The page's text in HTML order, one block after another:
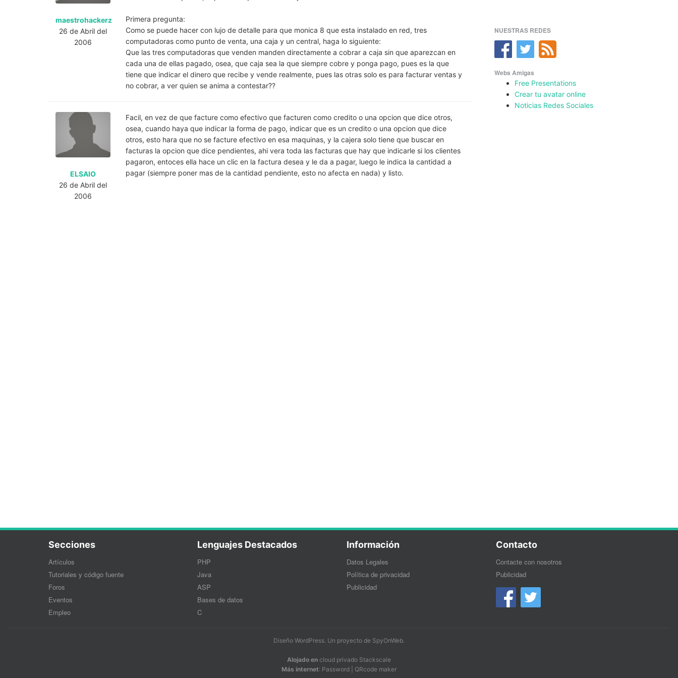
maestrohackerz
26 de Abril del
2006
Primera pregunta:
Como se puede hacer con lujo de detalle para que monica 8 que esta instalado en red, tres
computadoras como punto de venta, una caja y un central, haga lo siguiente:
Que las tres computadoras que venden manden directamente a cobrar a caja sin que aparezcan en
cada una de ellas pagado, osea, que caja sea la que siempre cobre y ponga pago, pues es la que
tiene que indicar el dinero que recibe y vende realmente, pues las otras solo es para facturar ventas y
no cobrar, a ver quien se anima a contestar??
ELSAIO
26 de Abril del
2006
Facil, en vez de que facture como efectivo que facturen como credito o una opcion que dice otros,
osea, cuando haya que indicar la forma de pago, indicar que es un credito o una opcion que dice
otros, esto hara que no se facture efectivo en esa maquinas, y la cajera solo tiene que buscar en
facturas la opcion que dice pendientes, ahi vera toda las facturas que hay que indicarle si los clientes
pagaron, entoces ella hace un clic en la factura desea y le da a pagar, luego le indica la cantidad a
pagar (siempre poner mas de la cantidad pendiente, esto no afecta en nada) y listo.
NUESTRAS REDES
Webs Amigas
Free Presentations
Crear tu avatar online
Noticias Redes Sociales
Secciones
Artículos
Tutoriales y código fuente
Foros
Eventos
Empleo
Lenguajes Destacados
PHP
Java
ASP
Bases de datos
C
Información
Datos Legales
Política de privacidad
Publicidad
Contacto
Contacte con nosotros
Publicidad
Diseño WordPress. Un proyecto de SpyOnWeb.
Alojado en cloud privado Stackscale
Más internet: Password QRcode maker